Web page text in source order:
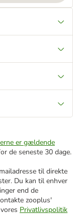
er gældende
de seneste 30 dage.
til direkte
Du kan til enhver
end de
zooplus'
Privatlivspolitik